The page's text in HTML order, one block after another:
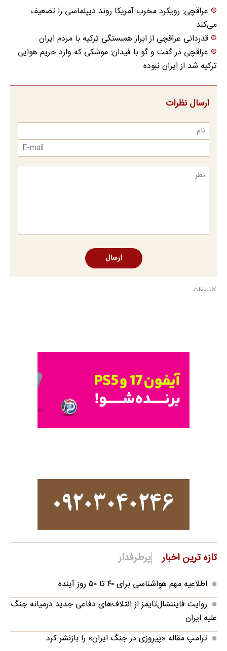
عراقچی: رویکرد مخرب آمریکا روند دیپلماسی را تضعیف
می‌کند
قدردانی عراقچی از ابراز همبستگی ترکیه با مردم ایران
عراقچی در گفت و گو با فیدان: موشکی که وارد حریم هوایی
ترکیه شد از ایران نبوده
ارسال نظرات
ارسال
تبلیغات
تازه ترین اخبار پرطرفدار
اطلاعیه مهم هواشناسی برای ۴۰ تا ۵۰ روز آینده
روایت فایننشال‌تایمز از ائتلاف‌های دفاعی جدید درمیانه جنگ
علیه ایران
ترامپ مقاله «پیروزی در جنگ ایران» را بازنشر کرد